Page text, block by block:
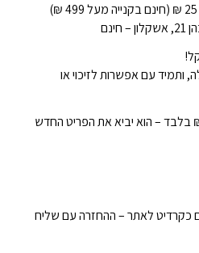
ותמיד עם אפשרות לזיכוי או
עד הבית (להחלפה) 20 ₪ בלבד – הוא יביא את הפריט החדש
כקרדיט לאתר – ההחזרה עם שליח